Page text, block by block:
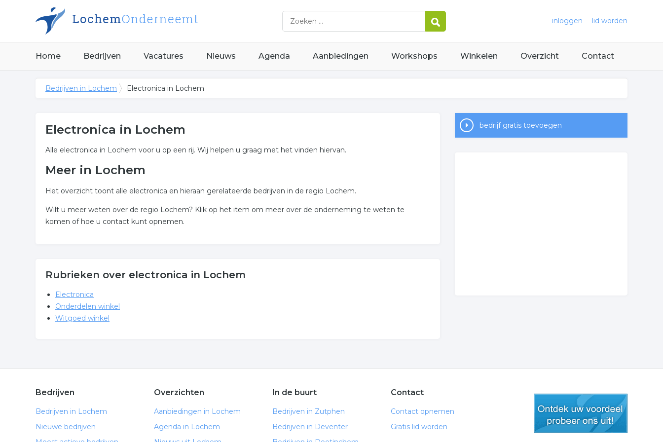
inloggen lid worden
Home Bedrijven Vacatures Nieuws Agenda Aanbiedingen Workshops Winkelen Overzicht Contact
Bedrijven in Lochem Electronica in Lochem
Electronica in Lochem
Alle electronica in Lochem voor u op een rij. Wij helpen u graag met het vinden hiervan.
Meer in Lochem
Het overzicht toont alle electronica en hieraan gerelateerde bedrijven in de regio Lochem.
Wilt u meer weten over de regio Lochem? Klik op het item om meer over de onderneming te weten te
komen of hoe u contact kunt opnemen.
Rubrieken over electronica in Lochem
Electronica
Onderdelen winkel
Witgoed winkel
bedrijf gratis toevoegen
Bedrijven
Bedrijven in Lochem
Nieuwe bedrijven
Overzichten
Aanbiedingen in Lochem
Agenda in Lochem
In de buurt
Bedrijven in Zutphen
Bedrijven in Deventer
Contact
Contact opnemen
Gratis lid worden